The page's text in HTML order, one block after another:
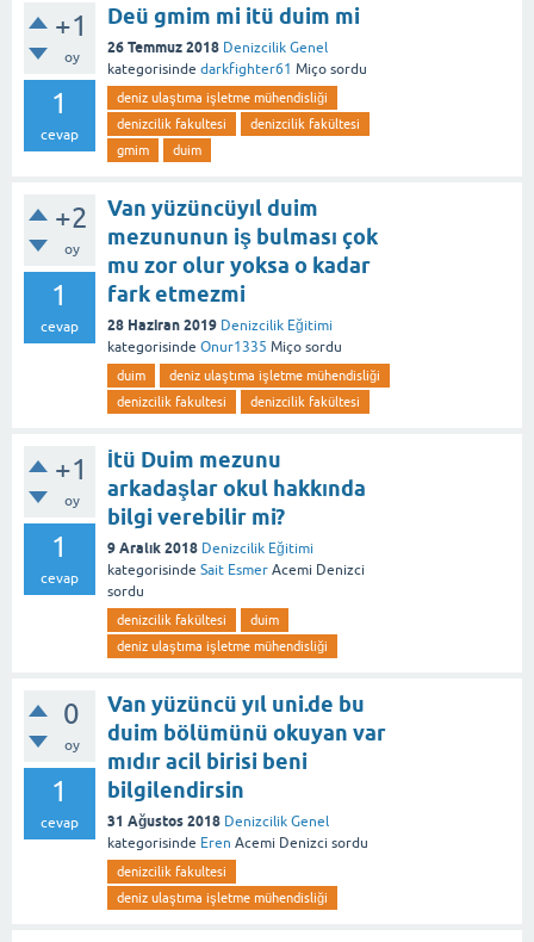
+1
oy
1
cevap
Deü gmim mi itü duim mi
26 Temmuz 2018 Denizcilik Genel
kategorisinde darkfighter61 Miço sordu
deniz ulaştıma işletme mühendisliği
denizcilik fakultesi
denizcilik fakültesi
gmim
duim
+2
oy
1
cevap
Van yüzüncüyıl duim
mezununun iş bulması çok
mu zor olur yoksa o kadar
fark etmezmi
28 Haziran 2019 Denizcilik Eğitimi
kategorisinde Onur1335 Miço sordu
duim
deniz ulaştıma işletme mühendisliği
denizcilik fakultesi
denizcilik fakültesi
+1
oy
1
cevap
İtü Duim mezunu
arkadaşlar okul hakkında
bilgi verebilir mi?
9 Aralık 2018 Denizcilik Eğitimi
kategorisinde Sait Esmer Acemi Denizci
sordu
denizcilik fakültesi
duim
deniz ulaştıma işletme mühendisliği
0
oy
1
cevap
Van yüzüncü yıl uni.de bu
duim bölümünü okuyan var
mıdır acil birisi beni
bilgilendirsin
31 Ağustos 2018 Denizcilik Genel
kategorisinde Eren Acemi Denizci sordu
denizcilik fakultesi
deniz ulaştıma işletme mühendisliği